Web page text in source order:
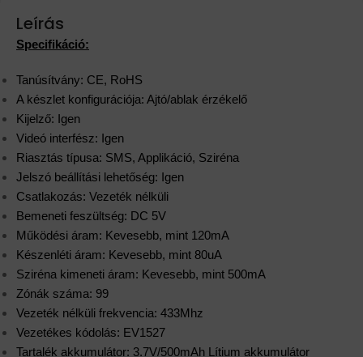
Leírás
Specifikáció:
Tanúsítvány: CE, RoHS
A készlet konfigurációja: Ajtó/ablak érzékelő
Kijelző: Igen
Videó interfész: Igen
Riasztás típusa: SMS, Applikáció, Sziréna
Jelszó beállítási lehetőség: Igen
Csatlakozás: Vezeték nélküli
Bemeneti feszültség: DC 5V
Működési áram: Kevesebb, mint 120mA
Készenléti áram: Kevesebb, mint 80uA
Sziréna kimeneti áram: Kevesebb, mint 500mA
Zónák száma: 99
Vezeték nélküli frekvencia: 433Mhz
Vezetékes kódolás: EV1527
Tartalék akkumulátor: 3.7V/500mAh Lítium akkumulátor